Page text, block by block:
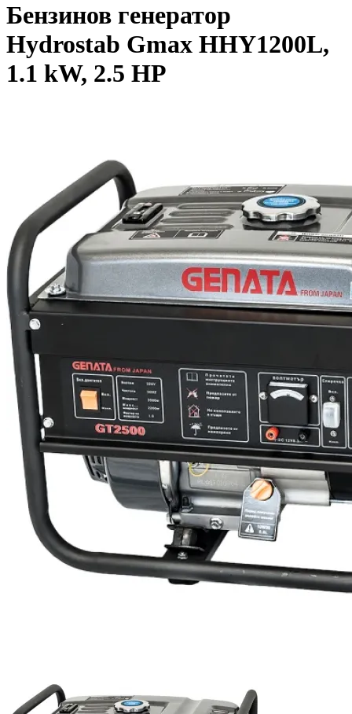
Бензинов генератор
Hydrostab Gmax HHY1200L,
1.1 kW, 2.5 HP